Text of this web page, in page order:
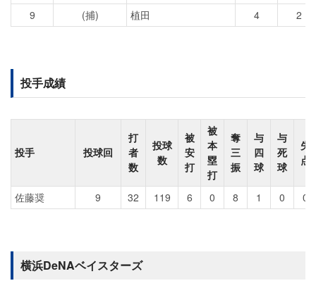
9
(捕) 植田 4 2
投手成績
投手 投球回
打
者
数
投球
数
被
安
打
被
本
塁
打
奪
三
振
与
四
球
与
死
球
失
点
佐藤奨 9 32 119 6 0 8 1 0 0
横浜DeNAベイスターズ